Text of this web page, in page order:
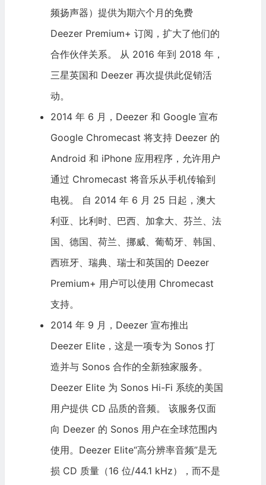
频扬声器）提供为期六个月的免费
Deezer Premium+ 订阅，扩大了他们的
合作伙伴关系。 从 2016 年到 2018 年，
三星英国和 Deezer 再次提供此促销活
动。
2014 年 6 月，Deezer 和 Google宣布
GoogleChromecast 将支持 Deezer 的
Android 和 iPhone 应用程序，允许用户
通过 Chromecast 将音乐从手机传输到
电视。 自 2014 年 6 月 25 日起，澳大
利亚、比利时、巴西、加拿大、芬兰、法
国、德国、荷兰、挪威、葡萄牙、韩国、
西班牙、瑞典、瑞士和英国的 Deezer
Premium+ 用户可以使用 Chromecast
支持。
2014 年 9 月，Deezer 宣布推出
Deezer Elite，这是一项专为 Sonos打
造并与 Sonos 合作的全新独家服务。
Deezer Elite 为 Sonos Hi-Fi 系统的美国
用户提供 CD 品质的音频。 该服务仅面
向 Deezer 的 Sonos 用户在全球范围内
使用。Deezer Elite“高分辨率音频”是无
损 CD 质量（16 位/44.1 kHz），而不是